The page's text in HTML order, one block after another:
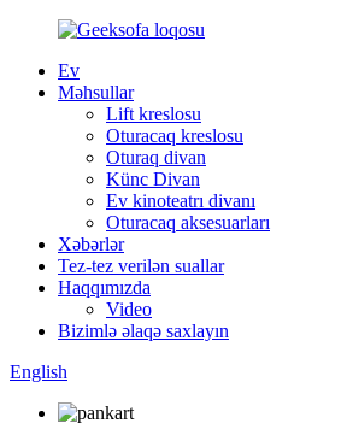
Ev
Məhsullar
Lift kreslosu
Oturacaq kreslosu
Oturaq divan
Künc Divan
Ev kinoteatrı divanı
Oturacaq aksesuarları
Xəbərlər
Tez-tez verilən suallar
Haqqımızda
Video
Bizimlə əlaqə saxlayın
English